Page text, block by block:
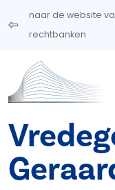
Overslaan en naar de
naar de website
rechtbanken